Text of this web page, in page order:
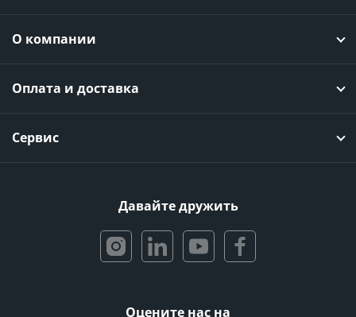
О компании
Оплата и доставка
Сервис
Давайте дружить
Оцените нас на